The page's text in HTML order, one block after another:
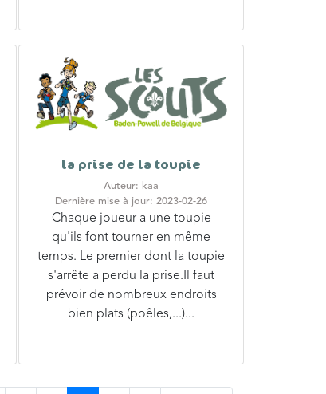
la prise de la toupie
Auteur: kaa
Dernière mise à jour: 2023-02-26
Chaque joueur a une toupie
qu'ils font tourner en même
temps. Le premier dont la toupie
s'arrête a perdu la prise.Il faut
prévoir de nombreux endroits
bien plats (poêles,...)...